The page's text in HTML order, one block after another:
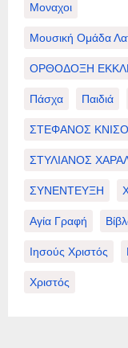
Μοναχοι
Μουσική Ομάδα
ΟΡΘΟΔΟΞΗ
Πάσχα Παιδιά
ΣΤΕΦΑΝΟΣ
ΣΤΥΛΙΑΝΟΣ
ΣΥΝΕΝΤΕΥΞΗ
Αγία Γραφή
Ιησούς Χριστός
Χριστός